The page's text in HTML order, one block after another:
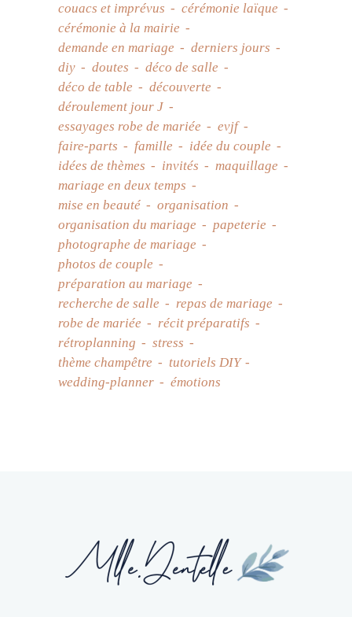
couacs et imprévus
cérémonie laïque
cérémonie à la mairie
demande en mariage
derniers jours
diy
doutes
déco de salle
déco de table
découverte
déroulement jour J
essayages robe de mariée
evjf
faire-parts
famille
idée du couple
idées de thèmes
invités
maquillage
mariage en deux temps
mise en beauté
organisation
organisation du mariage
papeterie
photographe de mariage
photos de couple
préparation au mariage
recherche de salle
repas de mariage
robe de mariée
récit préparatifs
rétroplanning
stress
thème champêtre
tutoriels DIY
wedding-planner
émotions